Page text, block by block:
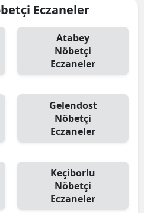
Eczaneler
Atabey
Nöbetçi
Eczaneler
Gelendost
Nöbetçi
Eczaneler
Keçiborlu
Nöbetçi
Eczaneler